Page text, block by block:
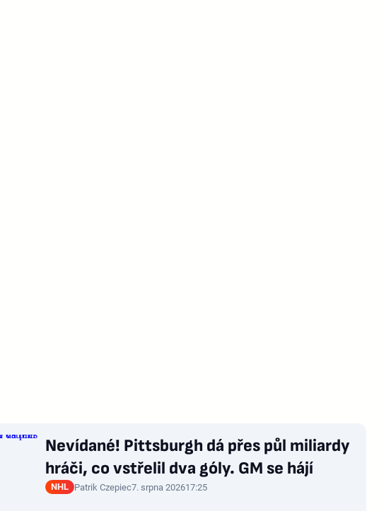
Nevídané! Pittsburgh dá přes půl miliardy
hráči, co vstřelil dva góly. GM se hájí
NHL Patrik Czepiec7. srpna 202617:25